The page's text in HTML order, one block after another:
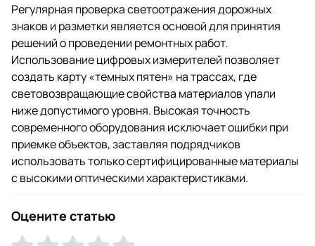
Регулярная проверка светоотражения дорожных
знаков и разметки является основой для принятия
решений о проведении ремонтных работ.
Использование цифровых измерителей позволяет
создать карту «темных пятен» на трассах, где
световозвращающие свойства материалов упали
ниже допустимого уровня. Высокая точность
современного оборудования исключает ошибки при
приемке объектов, заставляя подрядчиков
использовать только сертифицированные материалы
с высокими оптическими характеристиками.
Оцените статью